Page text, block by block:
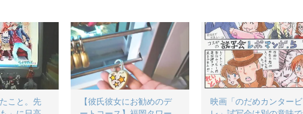
こと。先
【彼氏彼女にお勧めのデ
映画「のだめカンタービ